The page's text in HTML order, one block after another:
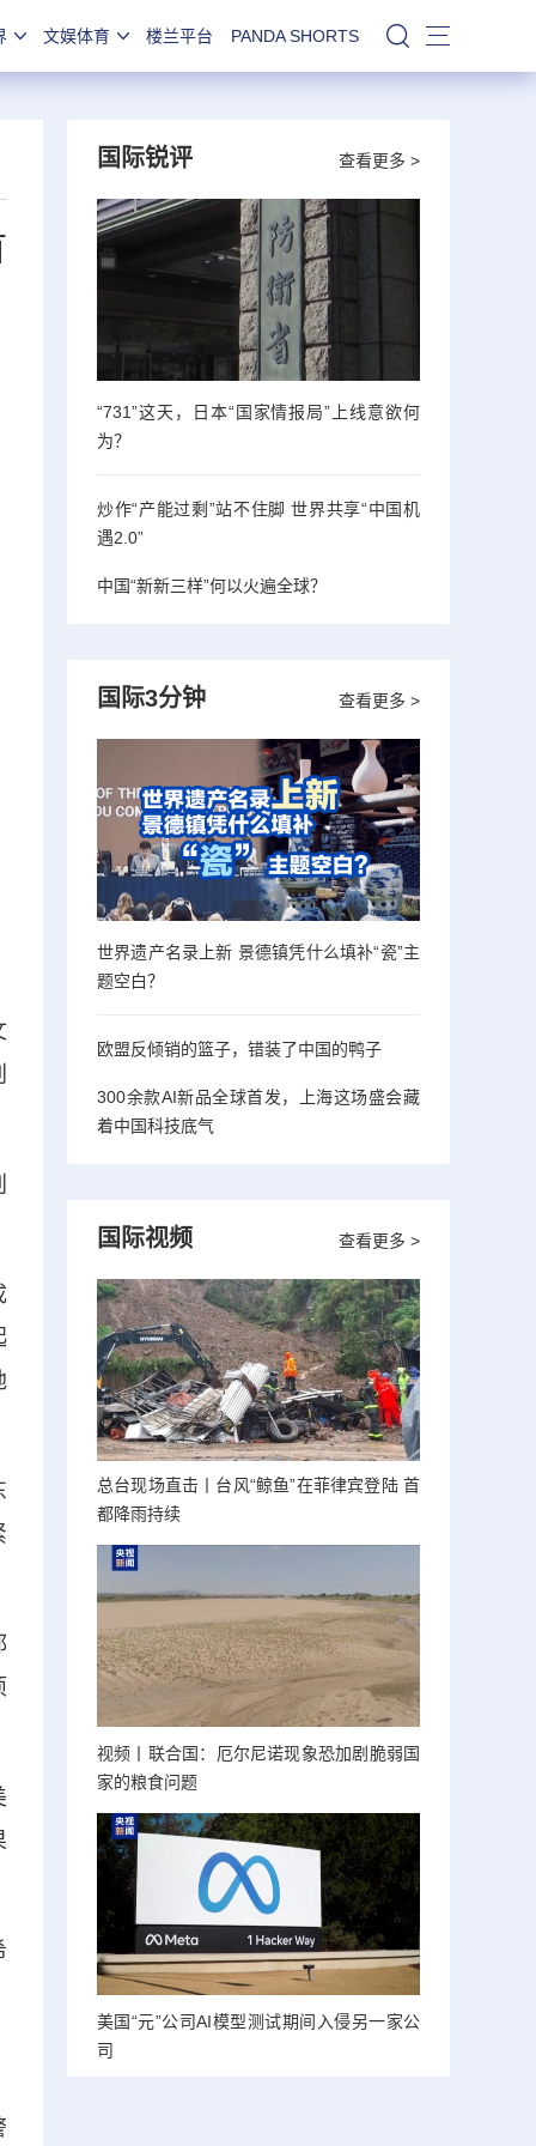
文娱体育 楼兰平台 PANDA SHORTS 站内搜索
查看更多 >
国际锐评
“731”这天，日本“国家情报局”上线意欲何
为？
炒作“产能过剩”站不住脚 世界共享“中国机
遇2.0”
中国“新新三样”何以火遍全球？
查看更多 >
国际3分钟
世界遗产名录上新 景德镇凭什么填补“瓷”主
题空白？
欧盟反倾销的篮子，错装了中国的鸭子
300余款AI新品全球首发，上海这场盛会藏
着中国科技底气
查看更多 >
国际视频
总台现场直击丨台风“鲸鱼”在菲律宾登陆 首
都降雨持续
视频丨联合国：厄尔尼诺现象恐加剧脆弱国
家的粮食问题
美国“元”公司AI模型测试期间入侵另一家公
司